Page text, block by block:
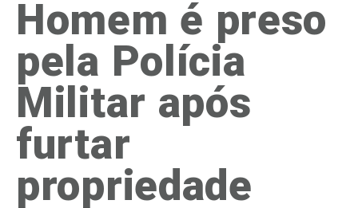
Homem é preso
pela Polícia
Militar após
furtar
propriedade